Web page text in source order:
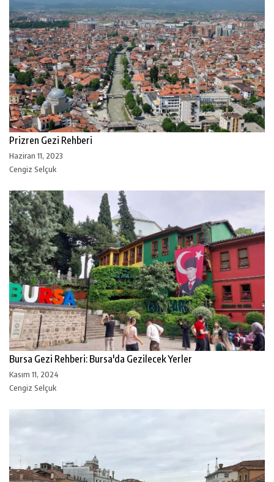
Prizren Gezi Rehberi
Haziran 11, 2023
Cengiz Selçuk
Bursa Gezi Rehberi: Bursa'da Gezilecek Yerler
Kasım 11, 2024
Cengiz Selçuk